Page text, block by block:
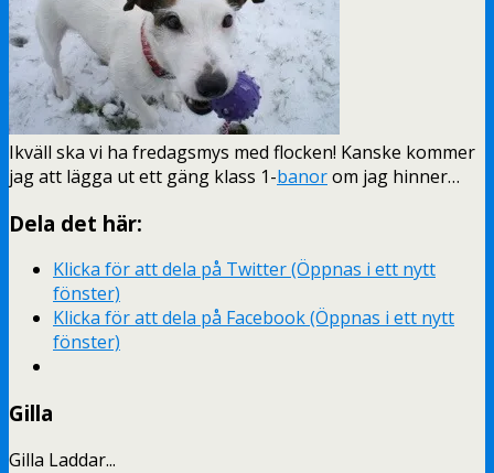
Ikväll ska vi ha fredagsmys med flocken! Kanske kommer
jag att lägga ut ett gäng klass 1-banorom jag hinner…
Dela det här:
Klicka för att dela på Twitter (Öppnas i ett nytt
fönster)
Klicka för att dela på Facebook (Öppnas i ett nytt
fönster)
Gilla
Gilla Laddar...